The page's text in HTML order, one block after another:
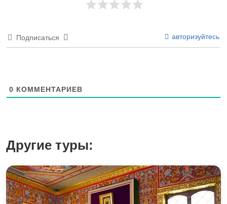
Подписаться авторизуйтесь
0 КОММЕНТАРИЕВ
Другие туры: